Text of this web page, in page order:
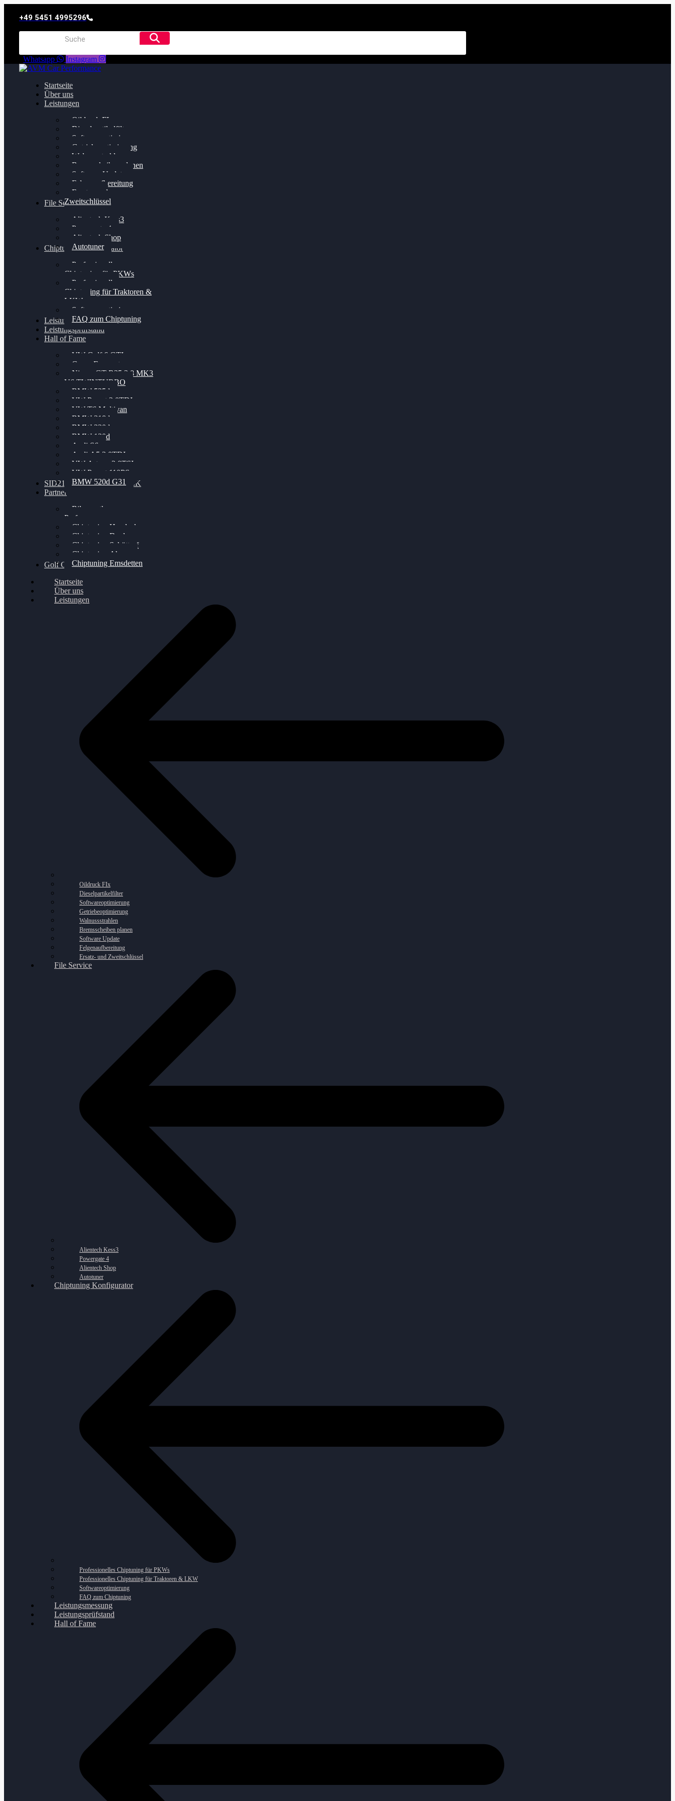
+49 5451 4995296
Whatsapp Instagram
Startseite
Über uns
Leistungen
Oildruck FIx
Dieselpartikelfilter
Softwareoptimierung
Getriebeoptimierung
Walnussstrahlen
Bremsscheiben planen
Software Update
Felgenaufbereitung
Ersatz- und
Zweitschlüssel
File Service
Alientech Kess3
Powergate 4
Alientech Shop
Autotuner
Chiptuning Konfigurator
Professionelles
Chiptuning für PKWs
Professionelles
Chiptuning für Traktoren &
LKW
Softwareoptimierung
FAQ zum Chiptuning
Leistungsmessung
Leistungsprüfstand
Hall of Fame
VW Golf 6 GTI
Cupra Formentor
Nissan GT-R35 3.8 MK3
V6 TWINTURBO
BMW 525d
VW Passat 2.0TDI
VW T6 Multivan
BMW 318d
BMW 320d
BMW 120d
Audi S6
Audi A5 3.0TDI
VW Arteon 2.0TSI
VW Passat 110PS
BMW 520d G31
SID212 / 212EVO UNLOCK
Partner
Bilgenroth
Performance
Chiptuning Herzlacke
Chiptuning Duelmen
Chiptuning Schüttorf
Chiptuning Ahaus
Chiptuning Emsdetten
Golf Gewinnspiel
Startseite
Über uns
Leistungen
Oildruck FIx
Dieselpartikelfilter
Softwareoptimierung
Getriebeoptimierung
Walnussstrahlen
Bremsscheiben planen
Software Update
Felgenaufbereitung
Ersatz- und Zweitschlüssel
File Service
Alientech Kess3
Powergate 4
Alientech Shop
Autotuner
Chiptuning Konfigurator
Professionelles Chiptuning für PKWs
Professionelles Chiptuning für Traktoren & LKW
Softwareoptimierung
FAQ zum Chiptuning
Leistungsmessung
Leistungsprüfstand
Hall of Fame